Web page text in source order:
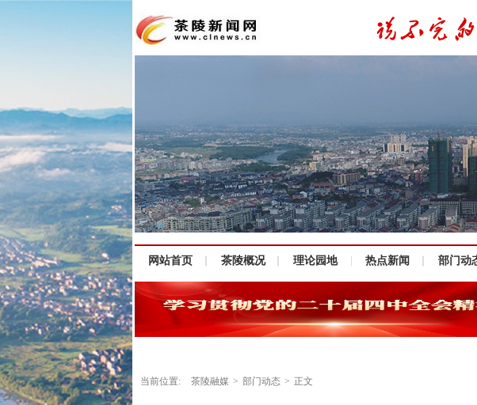
网站首页 茶陵概况 理论园地 热点新闻 部门动
当前位置: 茶陵融媒 > 部门动态 > 正文